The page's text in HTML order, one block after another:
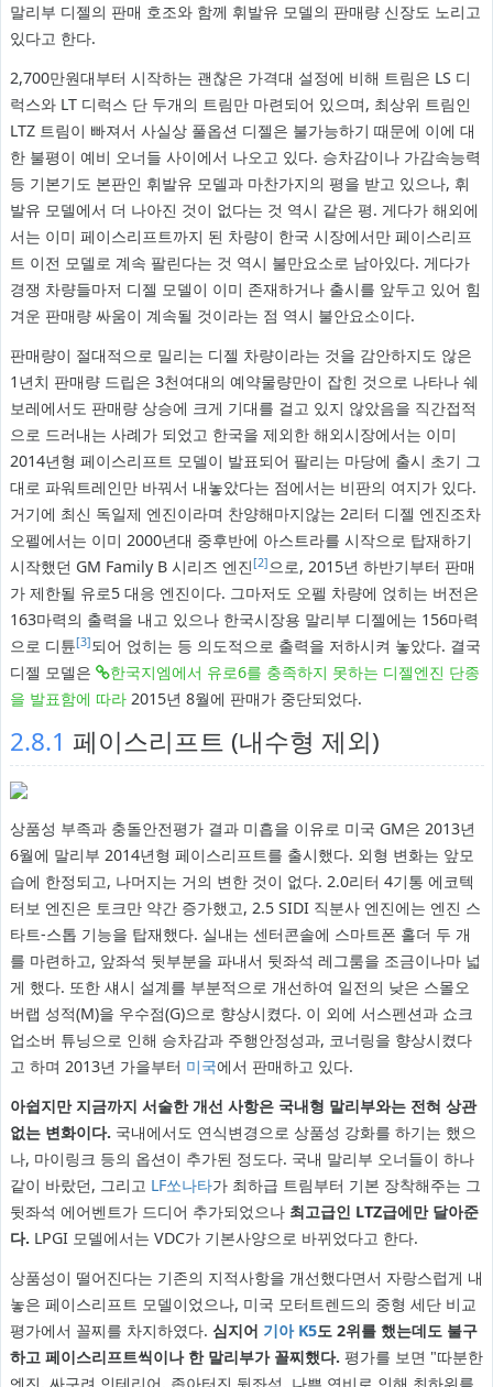
말리부 디젤의 판매 호조와 함께 휘발유 모델의 판매량 신장도 노리고
있다고 한다.
2,700만원대부터 시작하는 괜찮은 가격대 설정에 비해 트림은 LS 디
럭스와 LT 디럭스 단 두개의 트림만 마련되어 있으며, 최상위 트림인
LTZ 트림이 빠져서 사실상 풀옵션 디젤은 불가능하기 때문에 이에 대
한 불평이 예비 오너들 사이에서 나오고 있다. 승차감이나 가감속능력
등 기본기도 본판인 휘발유 모델과 마찬가지의 평을 받고 있으나, 휘
발유 모델에서 더 나아진 것이 없다는 것 역시 같은 평. 게다가 해외에
서는 이미 페이스리프트까지 된 차량이 한국 시장에서만 페이스리프
트 이전 모델로 계속 팔린다는 것 역시 불만요소로 남아있다. 게다가
경쟁 차량들마저 디젤 모델이 이미 존재하거나 출시를 앞두고 있어 힘
겨운 판매량 싸움이 계속될 것이라는 점 역시 불안요소이다.
판매량이 절대적으로 밀리는 디젤 차량이라는 것을 감안하지도 않은
1년치 판매량 드립은 3천여대의 예약물량만이 잡힌 것으로 나타나 쉐
보레에서도 판매량 상승에 크게 기대를 걸고 있지 않았음을 직간접적
으로 드러내는 사례가 되었고 한국을 제외한 해외시장에서는 이미
2014년형 페이스리프트 모델이 발표되어 팔리는 마당에 출시 초기 그
대로 파워트레인만 바꿔서 내놓았다는 점에서는 비판의 여지가 있다.
거기에 최신 독일제 엔진이라며 찬양해마지않는 2리터 디젤 엔진조차
오펠에서는 이미 2000년대 중후반에 아스트라를 시작으로 탑재하기
시작했던 GM Family B 시리즈 엔진[2]으로, 2015년 하반기부터 판매
가 제한될 유로5 대응 엔진이다. 그마저도 오펠 차량에 얹히는 버전은
163마력의 출력을 내고 있으나 한국시장용 말리부 디젤에는 156마력
으로 디튠[3]되어 얹히는 등 의도적으로 출력을 저하시켜 놓았다. 결국
디젤 모델은
한국지엠에서 유로6를 충족하지 못하는 디젤엔진 단종
을 발표함에 따라2015년 8월에 판매가 중단되었다.
2.8.1 페이스리프트 (내수형 제외)
상품성 부족과 충돌안전평가 결과 미흡을 이유로 미국 GM은 2013년
6월에 말리부 2014년형 페이스리프트를 출시했다. 외형 변화는 앞모
습에 한정되고, 나머지는 거의 변한 것이 없다. 2.0리터 4기통 에코텍
터보 엔진은 토크만 약간 증가했고, 2.5 SIDI 직분사 엔진에는 엔진 스
타트-스톱 기능을 탑재했다. 실내는 센터콘솔에 스마트폰 홀더 두 개
를 마련하고, 앞좌석 뒷부분을 파내서 뒷좌석 레그룸을 조금이나마 넓
게 했다. 또한 섀시 설계를 부분적으로 개선하여 일전의 낮은 스몰오
버랩 성적(M)을 우수점(G)으로 향상시켰다. 이 외에 서스펜션과 쇼크
업소버 튜닝으로 인해 승차감과 주행안정성과, 코너링을 향상시켰다
고 하며 2013년 가을부터 미국에서 판매하고 있다.
아쉽지만 지금까지 서술한 개선 사항은 국내형 말리부와는 전혀 상관
없는 변화이다.국내에서도 연식변경으로 상품성 강화를 하기는 했으
나, 마이링크 등의 옵션이 추가된 정도다. 국내 말리부 오너들이 하나
같이 바랐던, 그리고 LF쏘나타가 최하급 트림부터 기본 장착해주는 그
뒷좌석 에어벤트가 드디어 추가되었으나 최고급인 LTZ급에만 달아준
다.LPGI 모델에서는 VDC가 기본사양으로 바뀌었다고 한다.
상품성이 떨어진다는 기존의 지적사항을 개선했다면서 자랑스럽게 내
놓은 페이스리프트 모델이었으나, 미국 모터트렌드의 중형 세단 비교
평가에서 꼴찌를 차지하였다. 심지어 기아 K5도 2위를 했는데도 불구
하고 페이스리프트씩이나 한 말리부가 꼴찌했다.평가를 보면 "따분한